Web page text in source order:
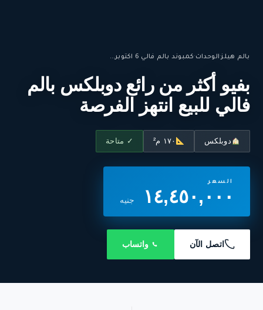
بالم هيلز·الوحدات·كمبوند بالم فالي 6 اكتوبر...
بفيو أكثر من رائع دوبلكس بالم
فالي للبيع انتهز الفرصة
دوبلكس ١٧٠ م² ✓ متاحة
السعر
١٤,٤٥٠,٠٠٠ جنيه
اتصل الآن واتساب